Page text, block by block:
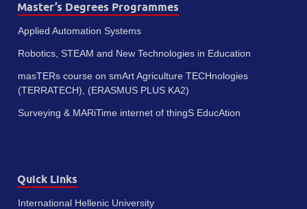
Master’s Degrees Programmes
Applied Automation Systems
Robotics, STEAM and New Technologies in Education
masTERs course on smArt Agriculture TECHnologies
(TERRATECH), (ERASMUS PLUS KA2)
Surveying & MARiTime internet of thingS EducAtion
Quick Links
International Hellenic University